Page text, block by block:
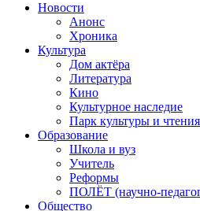
Новости
Анонс
Хроника
Культура
Дом актёра
Литература
Кино
Культурное наследие
Парк культуры и чтения
Образование
Школа и вуз
Учитель
Реформы
ПОЛЁТ (научно-
Общество